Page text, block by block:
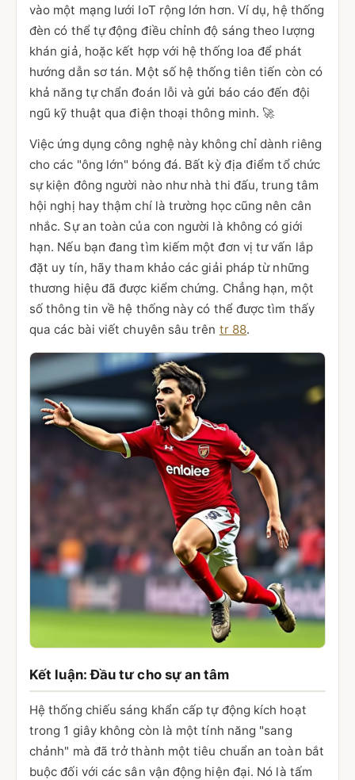
vào một mạng lưới IoT rộng lớn hơn. Ví dụ, hệ thống
đèn có thể tự động điều chỉnh độ sáng theo lượng
khán giả, hoặc kết hợp với hệ thống loa để phát
hướng dẫn sơ tán. Một số hệ thống tiên tiến còn có
khả năng tự chẩn đoán lỗi và gửi báo cáo đến đội
ngũ kỹ thuật qua điện thoại thông minh. 🚀
Việc ứng dụng công nghệ này không chỉ dành riêng
cho các "ông lớn" bóng đá. Bất kỳ địa điểm tổ chức
sự kiện đông người nào như nhà thi đấu, trung tâm
hội nghị hay thậm chí là trường học cũng nên cân
nhắc. Sự an toàn của con người là không có giới
hạn. Nếu bạn đang tìm kiếm một đơn vị tư vấn lắp
đặt uy tín, hãy tham khảo các giải pháp từ những
thương hiệu đã được kiểm chứng. Chẳng hạn, một
số thông tin về hệ thống này có thể được tìm thấy
qua các bài viết chuyên sâu trên tr 88.
Kết luận: Đầu tư cho sự an tâm
Hệ thống chiếu sáng khẩn cấp tự động kích hoạt
trong 1 giây không còn là một tính năng "sang
chảnh" mà đã trở thành một tiêu chuẩn an toàn bắt
buộc đối với các sân vận động hiện đại. Nó là tấm